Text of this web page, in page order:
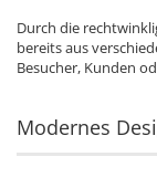
Durch die
bereits aus
Besucher, Kunden
Modernes